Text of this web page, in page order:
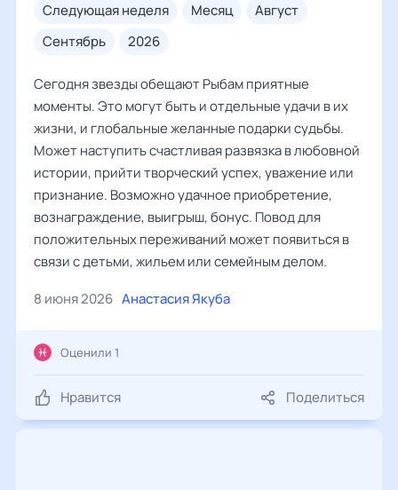
следующая неделя
месяц
август
сентябрь
2026
Сегодня звезды обещают Рыбам приятные
моменты. Это могут быть и отдельные удачи в их
жизни, и глобальные желанные подарки судьбы.
Может наступить счастливая развязка в любовной
истории, прийти творческий успех, уважение или
признание. Возможно удачное приобретение,
вознаграждение, выигрыш, бонус. Повод для
положительных переживаний может появиться в
связи с детьми, жильем или семейным делом.
8 июня 2026 Анастасия Якуба
Нравится Поделиться
Оценили 1